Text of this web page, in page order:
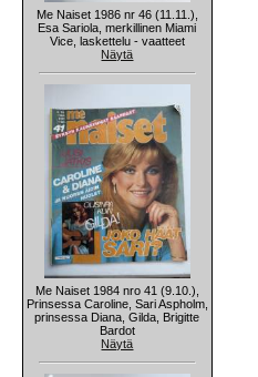
Me Naiset 1986 nr 46 (11.11.),
Esa Sariola, merkillinen Miami
Vice, laskettelu - vaatteet
Näytä
Me Naiset 1984 nro 41 (9.10.),
Prinsessa Caroline, Sari Aspholm,
prinsessa Diana, Gilda, Brigitte
Bardot
Näytä